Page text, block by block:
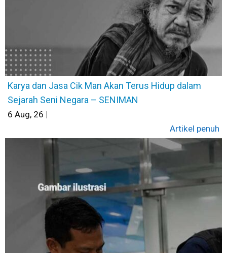
Karya dan Jasa Cik Man Akan Terus Hidup dalam
Sejarah Seni Negara – SENIMAN
6 Aug, 26 |
Artikel penuh